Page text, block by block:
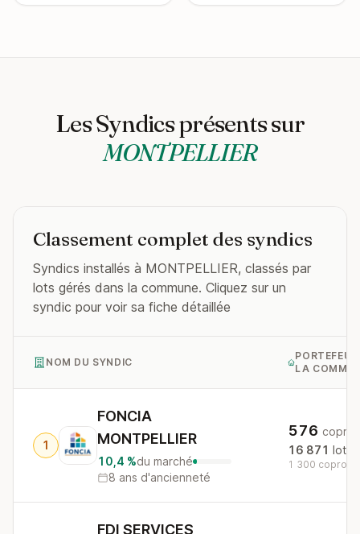
Les Syndics présents sur
MONTPELLIER
Classement complet des syndics
Syndics installés à MONTPELLIER, classés par
lots gérés dans la commune. Cliquez sur un
syndic pour voir sa fiche détaillée
NOM DU SYNDIC
LA
1
FONCIA
MONTPELLIER
10,4 %du marché
8 ans d'ancienneté
576 copros
16 871 lots
1 300 copros
FDI SERVICES